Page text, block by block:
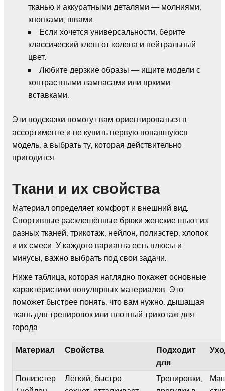
тканью и аккуратными деталями — молниями,
кнопками, швами.
Если хочется универсальности, берите
классический клеш от колена и нейтральный
цвет.
Любите дерзкие образы — ищите модели с
контрастными лампасами или яркими
вставками.
Эти подсказки помогут вам ориентироваться в
ассортименте и не купить первую попавшуюся
модель, а выбрать ту, которая действительно
пригодится.
Ткани и их свойства
Материал определяет комфорт и внешний вид.
Спортивные расклешённые брюки женские шьют из
разных тканей: трикотаж, нейлон, полиэстер, хлопок
и их смеси. У каждого варианта есть плюсы и
минусы, важно выбрать под свои задачи.
Ниже таблица, которая наглядно покажет основные
характеристики популярных материалов. Это
поможет быстрее понять, что вам нужно: дышащая
ткань для тренировок или плотный трикотаж для
города.
Материал Свойства
Подходит
для
Полиэстер
Лёгкий, быстро
Тренировки,